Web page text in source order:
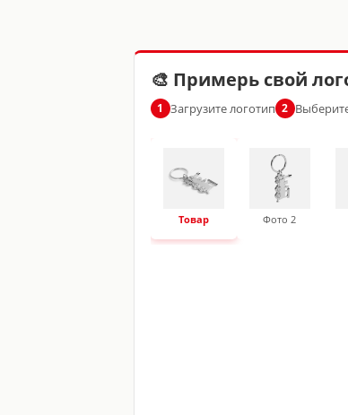
🎨 Примерь свой
1 Загрузите логотип 2
Товар Фото 2